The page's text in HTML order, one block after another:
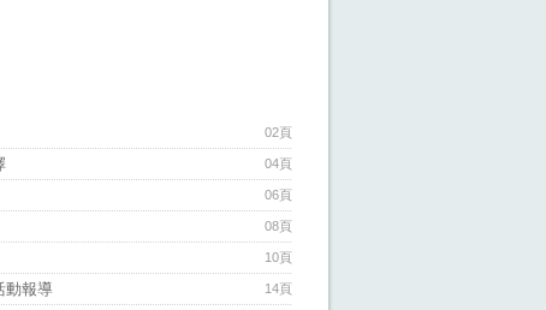
02頁
04頁
06頁
08頁
10頁
動報導 14頁